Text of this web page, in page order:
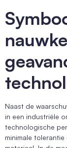
Naast de
in een industriële
technologische
minimale